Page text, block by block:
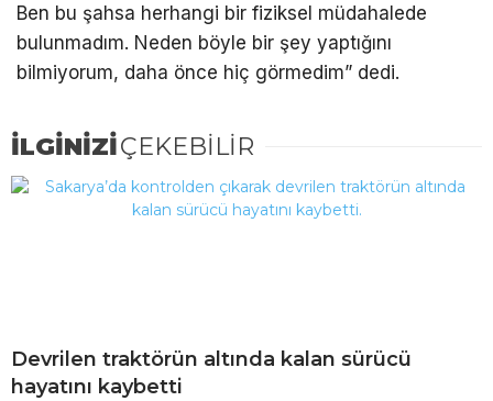
Ben bu şahsa herhangi bir fiziksel müdahalede
bulunmadım. Neden böyle bir şey yaptığını
bilmiyorum, daha önce hiç görmedim” dedi.
İLGİNİZİÇEKEBİLİR
Devrilen traktörün altında kalan sürücü
hayatını kaybetti